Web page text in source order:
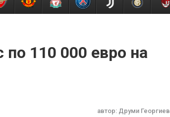
по 110 000 евро на
автор: Друми Георгиев